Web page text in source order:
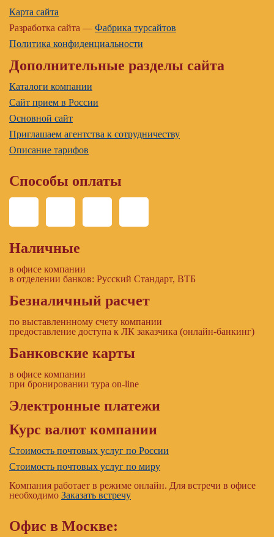
Карта сайта
Разработка сайта — Фабрика турсайтов
Политика конфиденциальности
Дополнительные разделы сайта
Каталоги компании
Сайт прием в России
Основной сайт
Приглашаем агентства к сотрудничеству
Описание тарифов
Способы оплаты
Наличные
в офисе компании
в отделении банков: Русский Стандарт, ВТБ
Безналичный расчет
по выставленнному счету компании
предоставление доступа к ЛК заказчика (онлайн-банкинг)
Банковские карты
в офисе компании
при бронировании тура on-line
Электронные платежи
Курс валют компании
Стоимость почтовых услуг по России
Стоимость почтовых услуг по миру
Компания работает в режиме онлайн. Для встречи в офисе
необходимо Заказать встречу
Офис в Москве: